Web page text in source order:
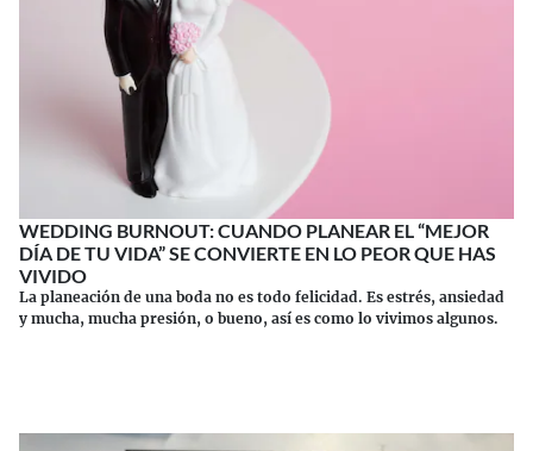
WEDDING BURNOUT: CUANDO PLANEAR EL “MEJOR
DÍA DE TU VIDA” SE CONVIERTE EN LO PEOR QUE HAS
VIVIDO
La planeación de una boda no es todo felicidad. Es estrés, ansiedad
y mucha, mucha presión, o bueno, así es como lo vivimos algunos.